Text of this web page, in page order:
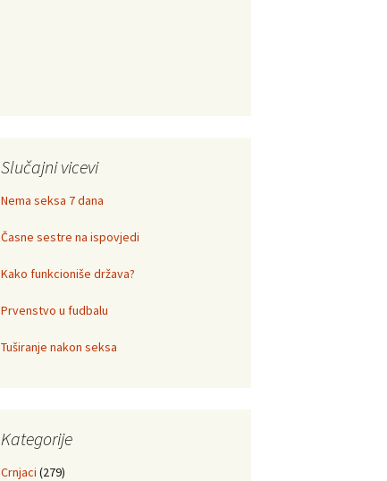
Slučajni vicevi
Nema seksa 7 dana
Časne sestre na ispovjedi
Kako funkcioniše država?
Prvenstvo u fudbalu
Tuširanje nakon seksa
Kategorije
Crnjaci (279)